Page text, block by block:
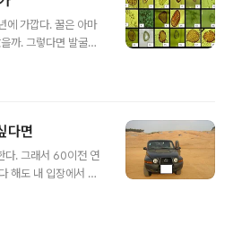
에 가깝다. 꿀은 아마
까. 그렇다면 발굴에
방법은 어떨까 한
서 확인된다. 용기 바
꽃가루가 현미경으로
꿀이 담겨 있었을 가
둔다. 관련논문: htt
다면
다. 그래서 60이전 연
해도 내 입장에서 더
가면 시간, 돈, 체력의